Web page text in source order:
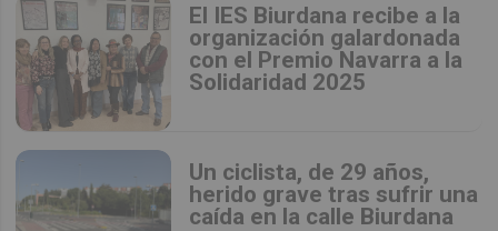
El IES Biurdana recibe a la
organización galardonada
con el Premio Navarra a la
Solidaridad 2025
Un ciclista, de 29 años,
herido grave tras sufrir una
caída en la calle Biurdana